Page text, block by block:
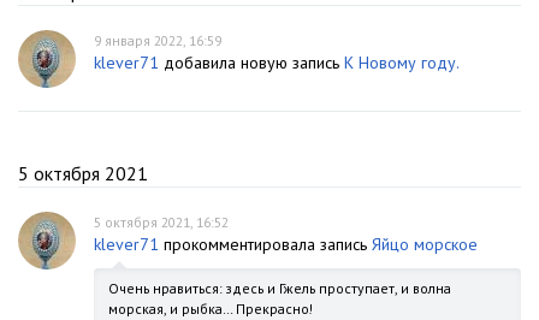
9 января 2022, 16:59
klever71 добавила новую запись К Новому году.
5 октября 2021
5 октября 2021, 16:52
klever71 прокомментировала запись Яйцо морское
Очень нравиться: здесь и Гжель проступает, и волна
морская, и рыбка… Прекрасно!